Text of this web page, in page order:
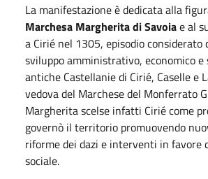
La manifestazione è dedicata alla
Marchesa Margherita di Savoiae al
a Cirié nel 1305, episodio considerato
sviluppo amministrativo, economico e
antiche Castellanie di Cirié, Caselle e
vedova del Marchese del Monferrato
Margherita scelse infatti Cirié come
governò il territorio promuovendo
riforme dei dazi e interventi in favore
sociale.